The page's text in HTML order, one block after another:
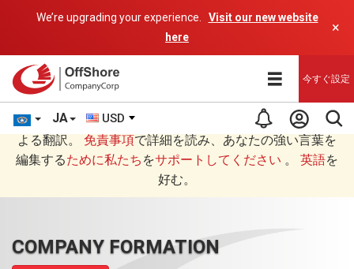
We’re upgrading your experience.
Visit our new website
here
×
JA USD
今すぐ設定
あなたは日本語 (にほんご)で読んでいますAIプログラムに
よる翻訳。 免責事項で詳細を読み、あなたの強い言葉を
編集するために私たち をサポートしてください 。 英語を
好む。
COMPANY FORMATION